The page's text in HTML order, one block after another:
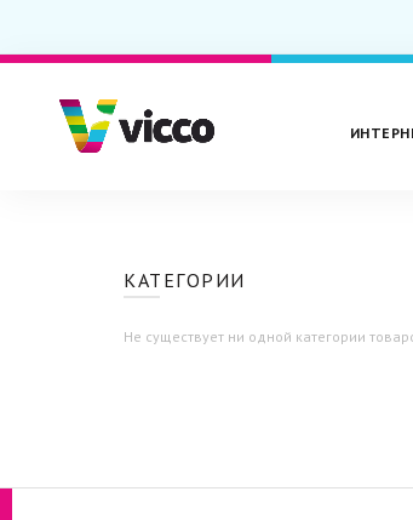
КАТЕГОРИИ
Не существует ни одной категории